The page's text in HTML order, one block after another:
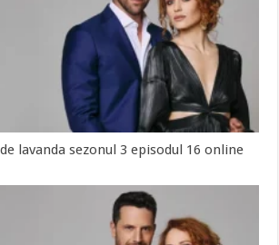
lavanda sezonul 3 episodul 16 online